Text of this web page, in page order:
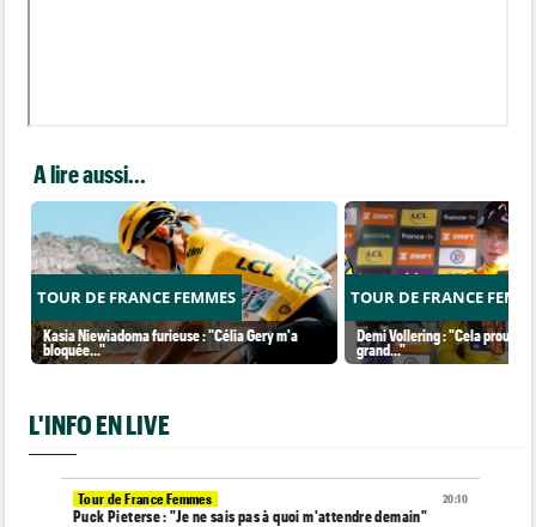
A lire aussi...
TOUR DE FRANCE FEMMES
Kasia Niewiadoma furieuse : "Célia Gery m'a
bloquée..."
TOUR DE FRANCE
Demi Vollering : "Cela prouve
grand..."
L'INFO EN LIVE
20:10
Tour de France Femmes
Puck Pieterse : "Je ne sais pas à quoi m'attendre demain"